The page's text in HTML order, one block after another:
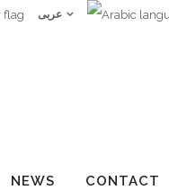
عربى
NEWS CONTACT